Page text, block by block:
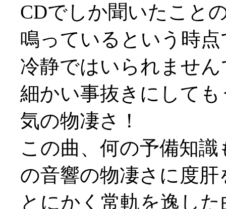
CDでしか聞いたこと
鳴っているという時
冷静ではいられませ
細かい事抜きにして
気の物凄さ！
この曲、何の予備知
の音響の物凄さに度
とにかく常軌を逸し